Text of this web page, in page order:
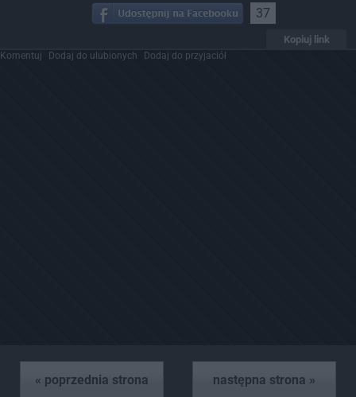
37
Kopiuj link
Komentuj Dodaj do ulubionych Dodaj do przyjaciół
« poprzednia strona następna strona »